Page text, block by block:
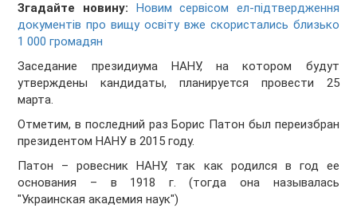
Згадайте новину: Новим сервісом ел-підтвердження
документів про вищу освіту вже скористались близько
1 000 громадян
Заседание президиума НАНУ, на котором будут
утверждены кандидаты, планируется провести 25
марта.
Отметим, в последний раз Борис Патон был переизбран
президентом НАНУ в 2015 году.
Патон – ровесник НАНУ, так как родился в год ее
основания – в 1918 г. (тогда она называлась
"Украинская академия наук")